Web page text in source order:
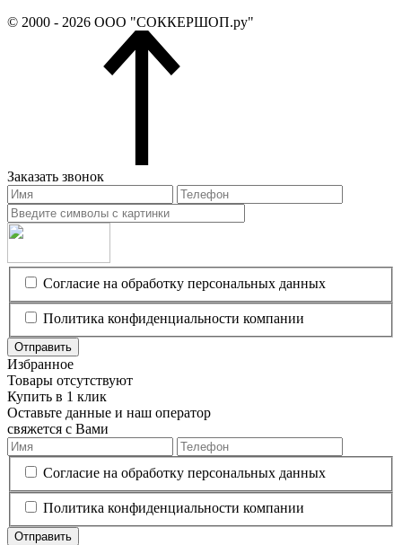
© 2000 - 2026 ООО "СОККЕРШОП.ру"
Заказать звонок
Согласие на обработку персональных данных
Политика конфиденциальности компании
Отправить
Избранное
Товары отсутствуют
Купить в 1 клик
Оставьте данные и наш оператор
свяжется с Вами
Согласие на обработку персональных данных
Политика конфиденциальности компании
Отправить